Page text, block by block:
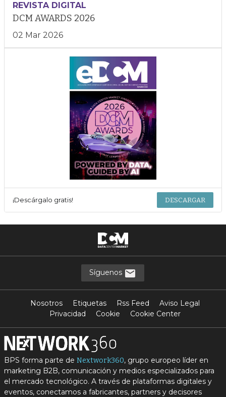
REVISTA DIGITAL
DCM AWARDS 2026
02 Mar 2026
¡Descárgalo gratis! DESCARGAR
Síguenos
Nosotros Etiquetas Rss Feed
Aviso Legal
Privacidad
Cookie Cookie Center
BPS forma parte de Nextwork360, grupo europeo líder en
marketing B2B, comunicación y medios especializados para
el mercado tecnológico. A través de plataformas digitales y
eventos, conectamos a fabricantes, partners y decisores